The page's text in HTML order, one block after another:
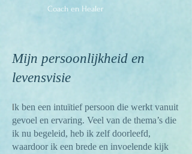
Coach en Healer
Mijn persoonlijkheid en
levensvisie
Ik ben een intuïtief persoon die werkt vanuit
gevoel en ervaring. Veel van de thema’s die
ik nu begeleid, heb ik zelf doorleefd,
waardoor ik een brede en invoelende kijk